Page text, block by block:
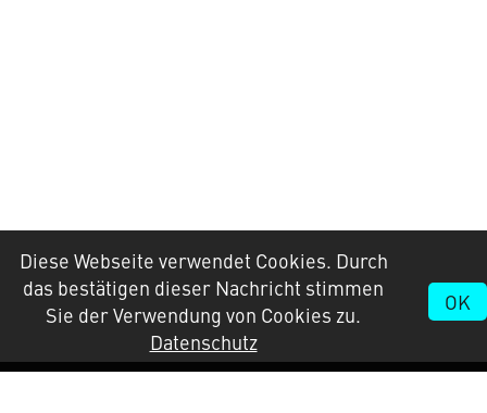
Diese Webseite verwendet Cookies. Durch
das bestätigen dieser Nachricht stimmen
Sie der Verwendung von Cookies zu.
Datenschutz
OK